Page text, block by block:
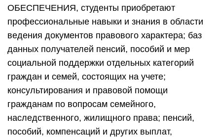
ОБЕСПЕЧЕНИЯ, студенты приобретают
профессиональные навыки и знания в области
ведения документов правового характера; баз
данных получателей пенсий, пособий и мер
социальной поддержки отдельных категорий
граждан и семей, состоящих на учете;
консультирования и правовой помощи
гражданам по вопросам семейного,
наследственного, жилищного права; пенсий,
пособий, компенсаций и других выплат,